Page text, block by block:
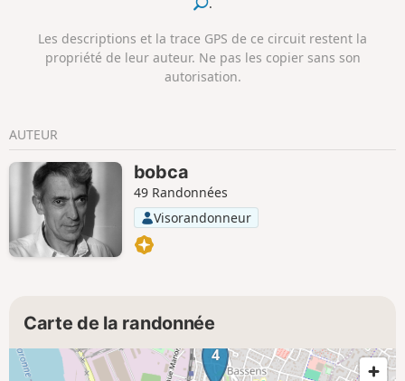
cadre d'une randonnée pédestre
Place des Quinconces, serpente dans
les beaux quartiers égayés d'espaces
verts fermés la nuit et après le Parc
pleine rénovation, Grand-Parc,
Chartrons et Bacalan avec un retour qui
longe la Garonne.Il est possible de faire
cette randonnée à vélo, en faisant
attention aux voitures et en respectant
les piétons.
Les descriptions et la trace GPS de ce circuit restent la
propriété de leur auteur. Ne pas les copier sans son
autorisation.
AUTEUR
bobca
49 Randonnées
Visorandonneur
Carte de la randonnée
4